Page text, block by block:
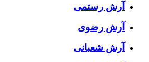
آرش رستمی
آرش رضوی
آرش شعبانی